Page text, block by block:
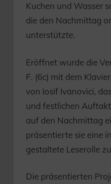
Kuchen und Wasser
die den Nachmittag
unterstützte.
Eröffnet wurde die
F. (6c) mit dem
von Iosif Ivanovici,
und festlichen
auf den Nachmittag
präsentierte sie eine
gestaltete Leserolle
Die präsentierten